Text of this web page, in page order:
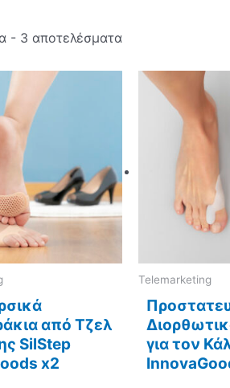
- 3 αποτελέσματα
από Τζελ
SilStep
x2
Telemarketing
για τον